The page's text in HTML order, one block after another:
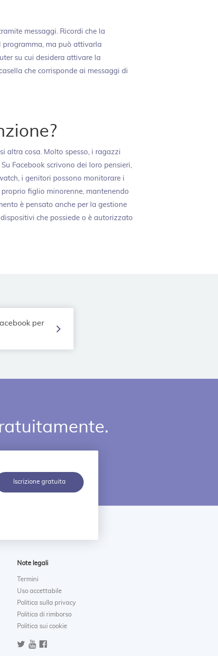
messaggi. Ricordi che la
ma può attivarla
su cui desidera attivare la
che corrisponde ai messaggi di
altra cosa. Molto spesso, i ragazzi
Facebook scrivono dei loro pensieri,
i genitori possono monitorare i
figlio minorenne, mantenendo
è pensato anche per la gestione
che possiede o è autorizzato
per
Iscrizione gratuita
Note legali
Termini
Uso accettabile
Politica sulla privacy
Politica di rimborso
Politica sui cookie